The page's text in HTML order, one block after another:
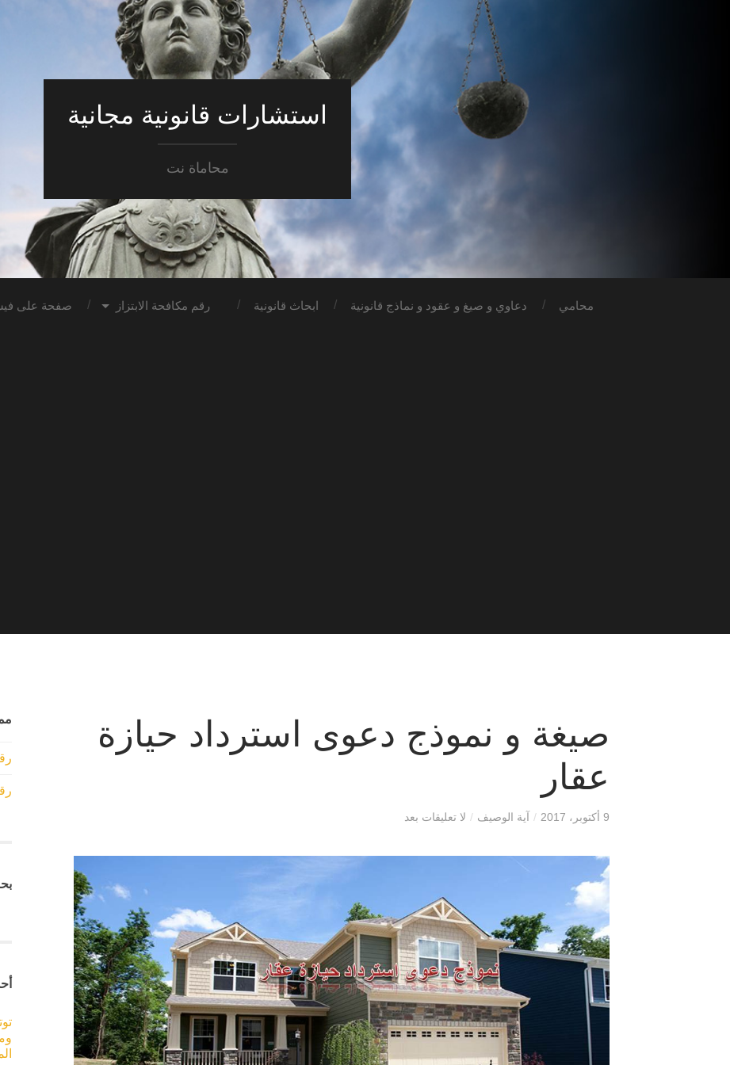
استشارات قانونية مجانية
محاماة نت
محامي دعاوي و صيغ و عقود و نماذج قانونية ابحاث قانونية رقم مكافحة الابتزاز صفحة على
صيغة و نموذج دعوى استرداد حيازة
عقار
9 أكتوبر، 2017 / آية الوصيف / لا تعليقات بعد
بحث